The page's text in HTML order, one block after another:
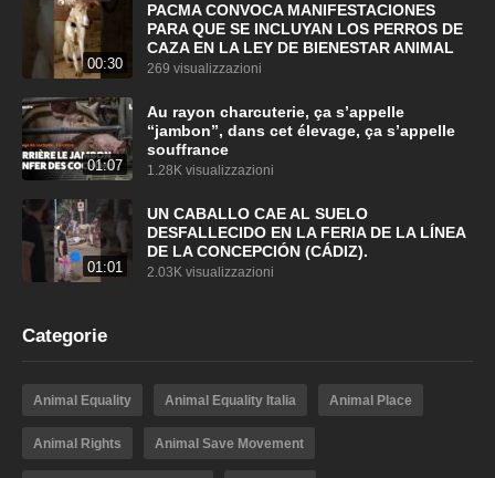
00:30
PACMA CONVOCA MANIFESTACIONES
PARA QUE SE INCLUYAN LOS PERROS DE
CAZA EN LA LEY DE BIENESTAR ANIMAL
269 visualizzazioni
01:07
Au rayon charcuterie, ça s’appelle
“jambon”, dans cet élevage, ça s’appelle
souffrance
1.28K visualizzazioni
01:01
UN CABALLO CAE AL SUELO
DESFALLECIDO EN LA FERIA DE LA LÍNEA
DE LA CONCEPCIÓN (CÁDIZ).
2.03K visualizzazioni
Categorie
Animal Equality Animal Equality Italia Animal Place
Animal Rights Animal Save Movement